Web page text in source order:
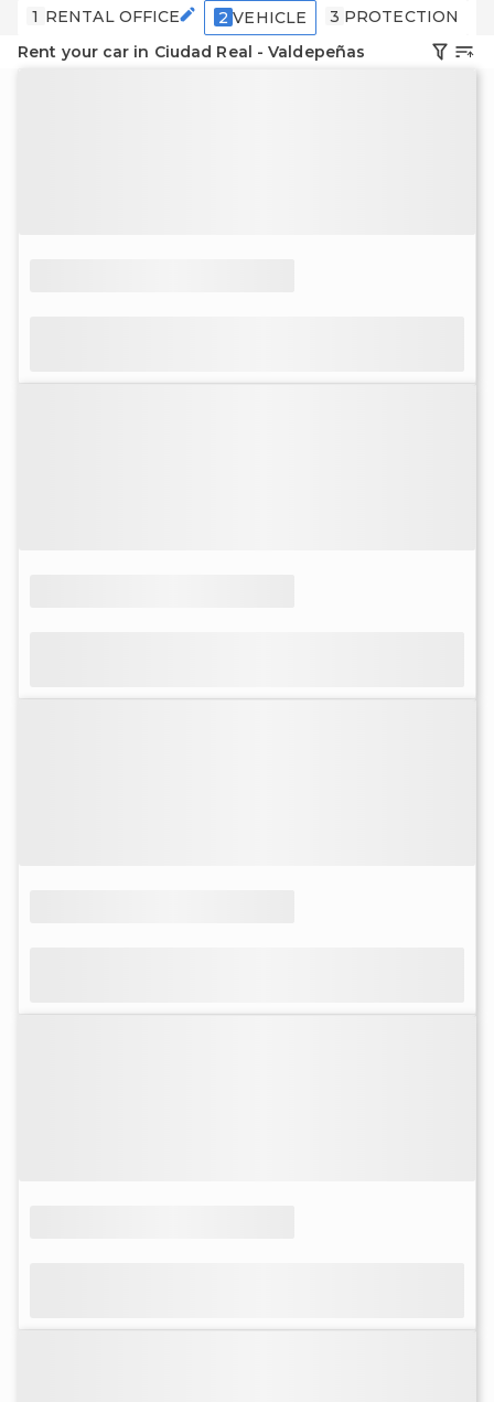
1 RENTAL OFFICE 2 VEHICLE 3 PROTECTION
Rent your car in Ciudad Real - Valdepeñas